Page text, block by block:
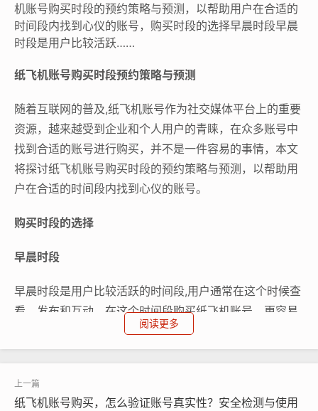
机账号购买时段的预约策略与预测，以帮助用户在合适的
时间段内找到心仪的账号，购买时段的选择早晨时段早晨
时段是用户比较活跃……
纸飞机账号购买时段预约策略与预测
随着互联网的普及,纸飞机账号作为社交媒体平台上的重要
资源，越来越受到企业和个人用户的青睐，在众多账号中
找到合适的账号进行购买，并不是一件容易的事情，本文
将探讨纸飞机账号购买时段的预约策略与预测，以帮助用
户在合适的时间段内找到心仪的账号。
购买时段的选择
早晨时段
早晨时段是用户比较活跃的时间段,用户通常在这个时候查
看、发布和互动，在这个时间段购买纸飞机账号，更容易
与用户建立联系，提高账号的活跃度。
阅读更多
纸飞机账号购买，怎么验证账号真实性？安全检测与使用